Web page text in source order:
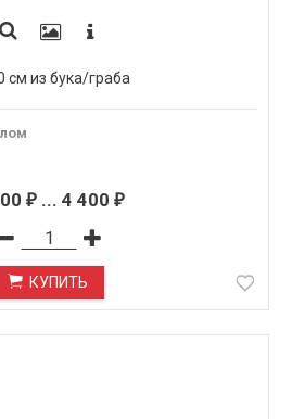
см из бука/граба
₽... 4 400 ₽
КУПИТЬ